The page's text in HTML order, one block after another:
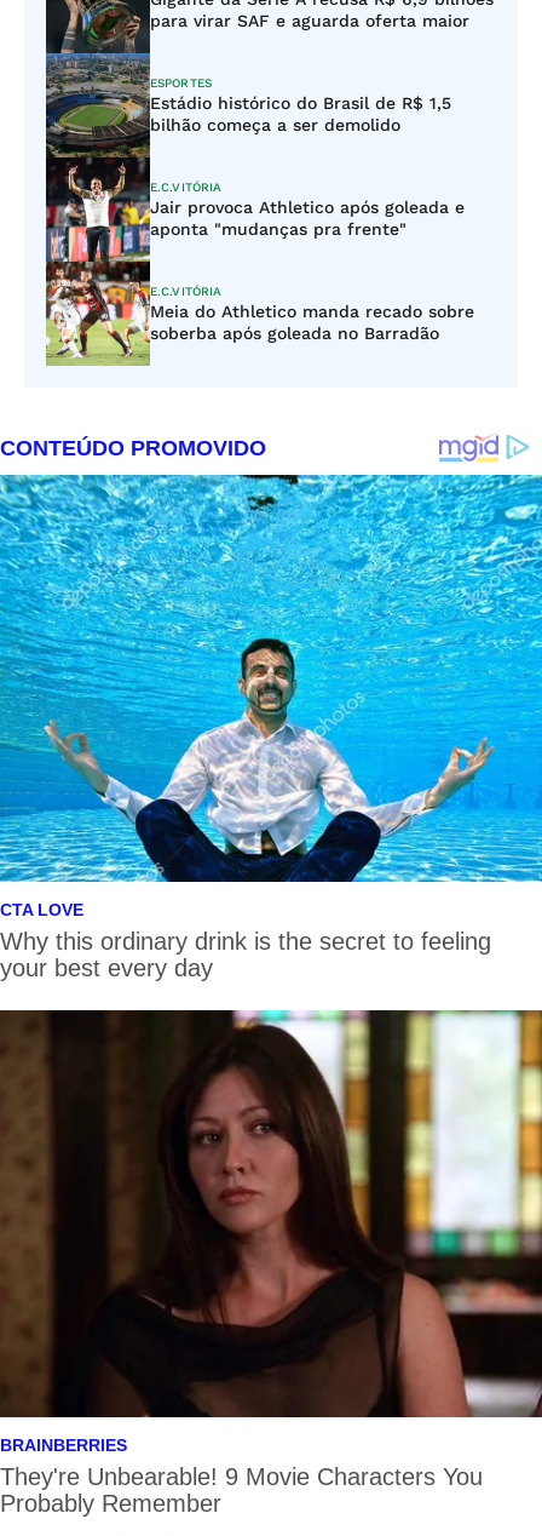
para virar SAF e aguarda oferta maior
ESPORTES
Estádio histórico do Brasil de R$ 1,5
bilhão começa a ser demolido
E.C.VITÓRIA
Jair provoca Athletico após goleada e
aponta "mudanças pra frente"
E.C.VITÓRIA
Meia do Athletico manda recado sobre
soberba após goleada no Barradão